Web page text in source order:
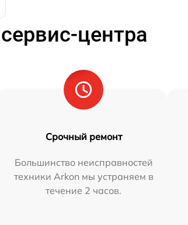
центра
Срочный ремонт
Большинство неисправностей
техники Arkon мы устраняем в
течение 2 часов.